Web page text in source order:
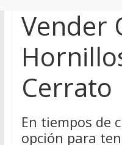
Vender
Cerrato
En tiempos de
opción para